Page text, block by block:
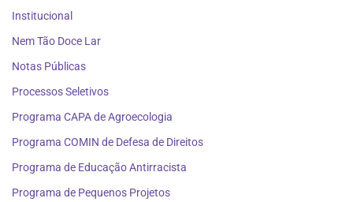
Institucional
Nem Tão Doce Lar
Notas Públicas
Processos Seletivos
Programa CAPA de Agroecologia
Programa COMIN de Defesa de Direitos
Programa de Educação Antirracista
Programa de Pequenos Projetos